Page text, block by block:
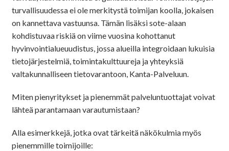
turvallisuudessa ei ole merkitystä toimijan koolla, jokaisen
on kannettava vastuunsa. Tämän lisäksi sote-alaan
kohdistuvaa riskiä on viime vuosina kohottanut
hyvinvointialueuudistus, jossa alueilla integroidaan lukuisia
tietojärjestelmiä, toimintakulttuureja ja yhteyksiä
valtakunnalliseen tietovarantoon, Kanta-Palveluun.
Miten pienyritykset ja pienemmät palveluntuottajat voivat
lähteä parantamaan varautumistaan?
Alla esimerkkejä, jotka ovat tärkeitä näkökulmia myös
pienemmille toimijoille: